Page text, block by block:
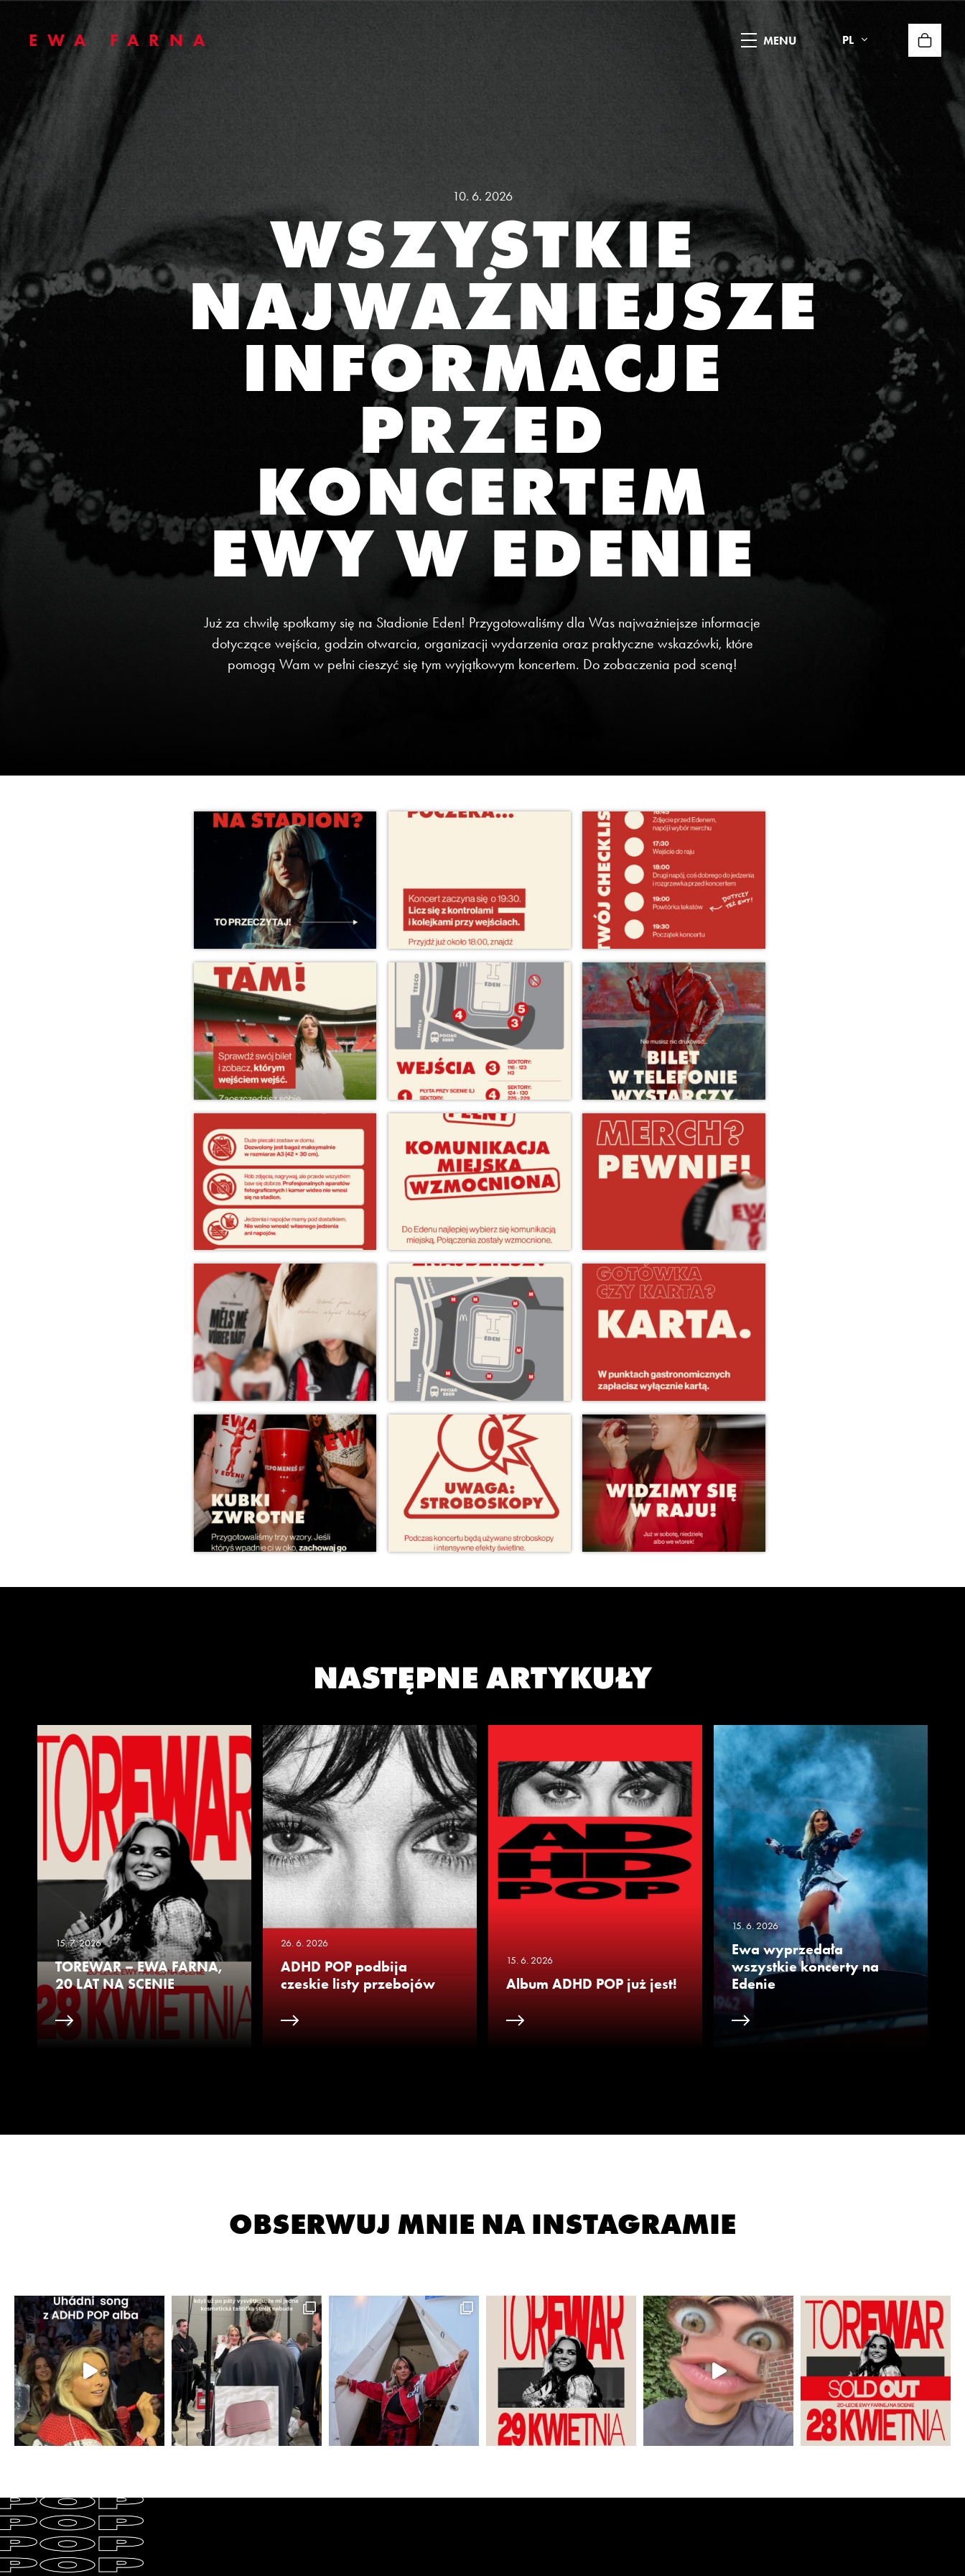
EWA FARNA PL
10. 6. 2026
WSZYSTKIE
NAJWAŻNIEJSZE
INFORMACJE
PRZED
KONCERTEM
EWY W EDENIE
Już za chwilę spotkamy się na Stadionie Eden! Przygotowaliśmy dla Was najważniejsze informacje
dotyczące wejścia, godzin otwarcia, organizacji wydarzenia oraz praktyczne wskazówki, które
pomogą Wam w pełni cieszyć się tym wyjątkowym koncertem. Do zobaczenia pod sceną!
NASTĘPNE ARTYKUŁY
15. 7. 2026
TOREWAR – EWA FARNA,
20 LAT NA SCENIE
26. 6. 2026
ADHD POP podbija
czeskie listy przebojów
15. 6. 2026
Album ADHD POP już jest!
15. 6. 2026
Ewa wyprzedała
wszystkie koncerty na
Edenie
OBSERWUJ MNIE NA INSTAGRAMIE